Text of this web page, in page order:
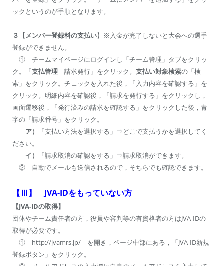
ックというのが手順となります。
３【メンバー登録料の支払い】※入金が完了しないと大会への選手
登録ができません。
① チームマイページにログインし「チーム管理」タブをクリッ
ク。「支払管理 請求発行」をクリック。 支払い対象検索の「検
索」をクリック。チェックを入れた後，「入力内容を確認する」を
クリック。明細内容を確認後，「請求を発行する」をクリックし，
画面遷移後，「発行済みの請求を確認する」をクリックした後，青
字の「請求番号」をクリック。
ア）
「支払い方法を選択する」⇒どこで支払うかを選択してく
ださい。
イ）
「請求取消の確認をする」⇒請求取消ができます。
② 自動でメールも送信されるので，そちらでも確認できます。
【Ⅲ】 JVA-IDをもっていない方
【JVA-IDの取得】
団体やチーム責任者の方，役員や審判等の有資格者の方はJVA-IDの
取得が必要です。
① http://jvamrs.jp/ を開き，ページ中部にある，「JVA-ID新規
登録ボタン」をクリック。